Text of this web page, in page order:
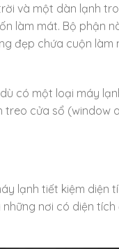
và một dàn lạnh
làm mát. Bộ phận
đẹp chứa cuộn làm
có một loại máy
treo cửa sổ (window
lạnh tiết kiệm diện
nơi có diện tích